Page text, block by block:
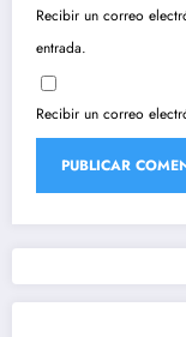
Recibir un correo
entrada.
Recibir un correo